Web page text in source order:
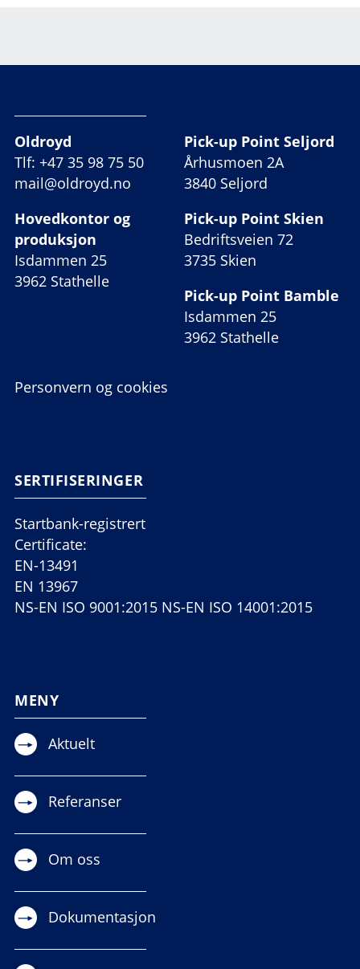
Oldroyd
Tlf: +47 35 98 75 50
mail@oldroyd.no
Hovedkontor og
produksjon
Isdammen 25
3962 Stathelle
Pick-up Point Seljord
Århusmoen 2A
3840 Seljord
Pick-up Point Skien
Bedriftsveien 72
3735 Skien
Pick-up Point Bamble
Isdammen 25
3962 Stathelle
Personvern og cookies
SERTIFISERINGER
Startbank-registrert
Certificate:
EN-13491
EN 13967
NS-EN ISO 9001:2015 NS-EN ISO 14001:2015
MENY
Aktuelt
Referanser
Om oss
Dokumentasjon